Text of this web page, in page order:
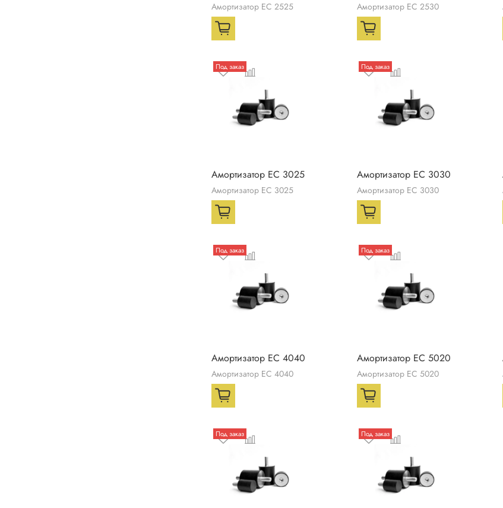
Амортизатор ЕС 2525 Амортизатор ЕС 2530
Под заказ
Амортизатор ЕС 3025
Амортизатор ЕС 3025
Под заказ
Амортизатор ЕС 3030
Амортизатор ЕС 3030
Под заказ
Амортизатор ЕС 4040
Амортизатор ЕС 4040
Под заказ
Амортизатор ЕС 5020
Амортизатор ЕС 5020
Под заказ Под заказ